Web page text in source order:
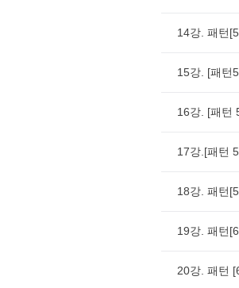
14강. 패턴
15강. [패턴
16강. [패턴
17강.[패턴
18강. 패턴
19강. 패턴
20강. 패턴